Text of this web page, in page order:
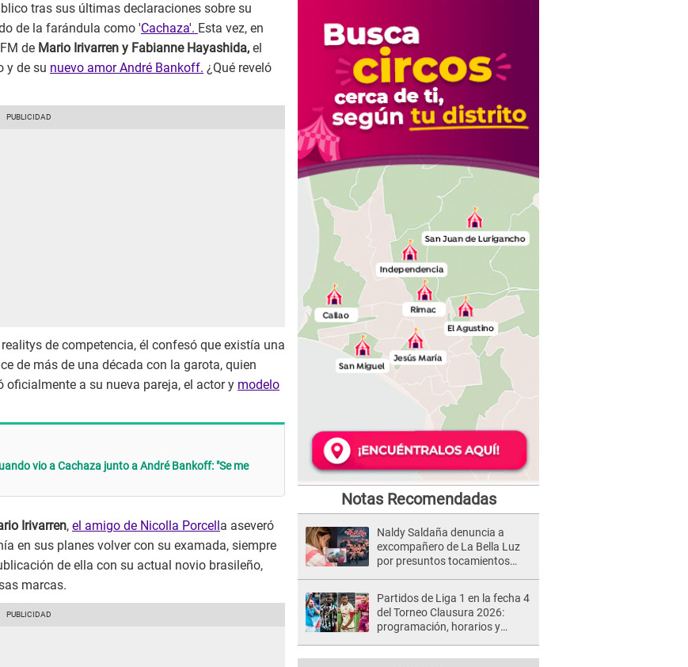
tras sus últimas declaraciones sobre su
de la farándula como 'Cachaza'. Esta vez, en
de Mario Irivarren y Fabianne Hayashida, el
y de su nuevo amor André Bankoff. ¿Qué reveló
de competencia, él confesó que existía una
de más de una década con la garota, quien
a su nueva pareja, el actor y modelo
vio a Cachaza junto a André Bankoff: "Se me
Irivarren, el amigo de Nicolla Porcell a aseveró
en sus planes volver con su examada, siempre
de ella con su actual novio brasileño,
marcas.
Notas Recomendadas
Naldy Saldaña denuncia a
excompañero de La Bella Luz
por presuntos tocamientos
Partidos de Liga 1 en la fecha 4
del Torneo Clausura 2026:
programación, horarios y